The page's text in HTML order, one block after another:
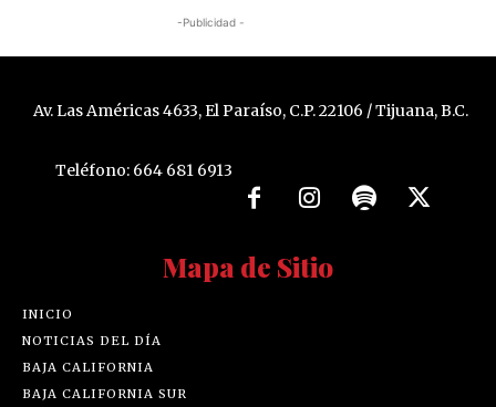
-Publicidad -
Av. Las Américas 4633, El Paraíso, C.P. 22106 / Tijuana, B.C.
Teléfono: 664 681 6913
Mapa de Sitio
INICIO
NOTICIAS DEL DÍA
BAJA CALIFORNIA
BAJA CALIFORNIA SUR